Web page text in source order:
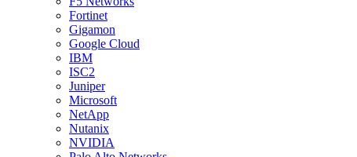
Fortinet
Gigamon
Google Cloud
IBM
ISC2
Juniper
Microsoft
NetApp
Nutanix
NVIDIA